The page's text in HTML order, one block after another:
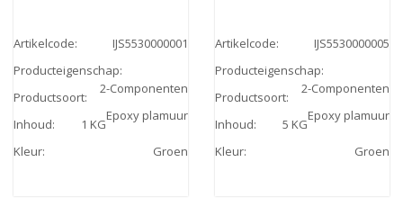
Artikelcode:
IJS5530000001
Producteigenschap:
2-Componenten
Productsoort:
Epoxy plamuur
Inhoud:
1 KG
Kleur: Groen
Artikelcode:
IJS5530000005
Producteigenschap:
2-Componenten
Productsoort:
Epoxy plamuur
Inhoud:
5 KG
Kleur: Groen